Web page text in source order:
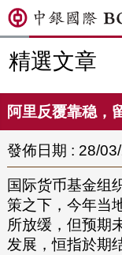
精選文章
阿里反覆靠稳，
發佈日期 : 28/
国际货币基金组
策之下，今年当
所放缓，但预期
发展，恒指於期